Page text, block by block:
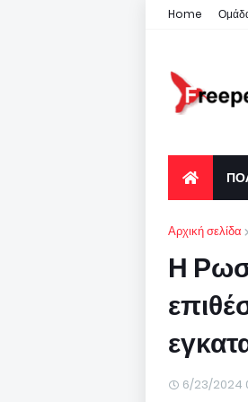
Home
Αρχική σελίδα
Η
6/23/2024